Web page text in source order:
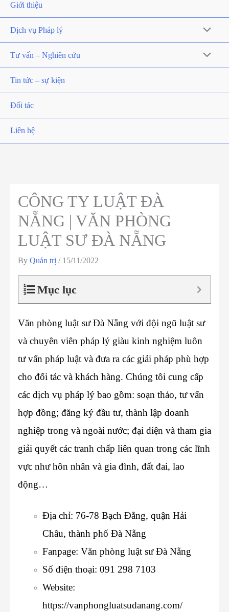
Giới thiệu
Dịch vụ Pháp lý
Tư vấn – Nghiên cứu
Tin tức – sự kiện
Đối tác
Liên hệ
CÔNG TY LUẬT ĐÀ
NẴNG | VĂN PHÒNG
LUẬT SƯ ĐÀ NẴNG
By Quản trị / 15/11/2022
Mục lục
Văn phòng luật sư Đà Nẵng với đội ngũ luật sư
và chuyên viên pháp lý giàu kinh nghiệm luôn
tư vấn pháp luật và đưa ra các giải pháp phù hợp
cho đối tác và khách hàng. Chúng tôi cung cấp
các dịch vụ pháp lý bao gồm: soạn thảo, tư vấn
hợp đồng; đăng ký đầu tư, thành lập doanh
nghiệp trong và ngoài nước; đại diện và tham gia
giải quyết các tranh chấp liên quan trong các lĩnh
vực như hôn nhân và gia đình, đất đai, lao
động…
Địa chỉ: 76-78 Bạch Đằng, quận Hải
Châu, thành phố Đà Nẵng
Fanpage: Văn phòng luật sư Đà Nẵng
Số điện thoại: 091 298 7103
Website:
https://vanphongluatsudanang.com/